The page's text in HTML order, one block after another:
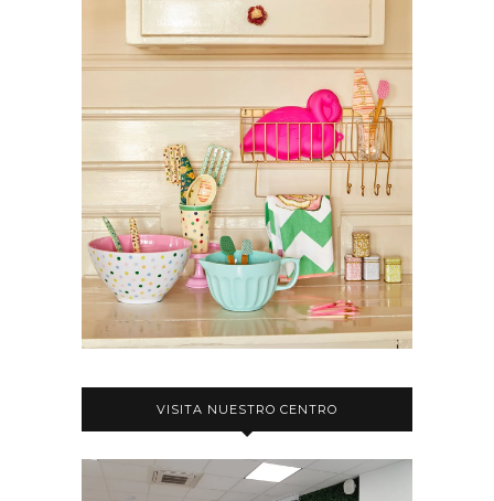
VISITA NUESTRO CENTRO